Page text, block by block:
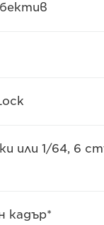
или 1/64, 6
кадър*